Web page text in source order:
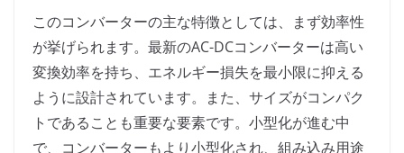
このコンバーターの主な特徴としては、まず効率性
が挙げられます。最新のAC-DCコンバーターは高い
変換効率を持ち、エネルギー損失を最小限に抑える
ように設計されています。また、サイズがコンパク
トであることも重要な要素です。小型化が進む中
で、コンバーターもより小型化され、組み込み用途